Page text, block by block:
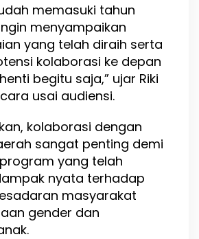
G
e
n
G
memasuki tahun
menyampaikan
yang telah diraih serta
kolaborasi ke depan
begitu saja,” ujar Riki
usai audiensi.
kolaborasi dengan
sangat penting demi
yang telah
nyata terhadap
masyarakat
gender dan